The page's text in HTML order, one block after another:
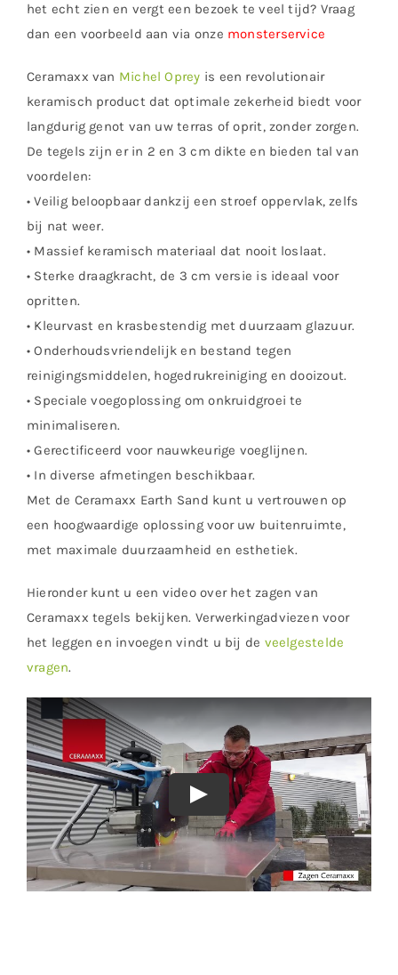
het echt zien en vergt een bezoek te veel tijd? Vraag
dan een voorbeeld aan via onze monsterservice
Ceramaxx van Michel Oprey is een revolutionair
keramisch product dat optimale zekerheid biedt voor
langdurig genot van uw terras of oprit, zonder zorgen.
De tegels zijn er in 2 en 3 cm dikte en bieden tal van
voordelen:
• Veilig beloopbaar dankzij een stroef oppervlak, zelfs
bij nat weer.
• Massief keramisch materiaal dat nooit loslaat.
• Sterke draagkracht, de 3 cm versie is ideaal voor
opritten.
• Kleurvast en krasbestendig met duurzaam glazuur.
• Onderhoudsvriendelijk en bestand tegen
reinigingsmiddelen, hogedrukreiniging en dooizout.
• Speciale voegoplossing om onkruidgroei te
minimaliseren.
• Gerectificeerd voor nauwkeurige voeglijnen.
• In diverse afmetingen beschikbaar.
Met de Ceramaxx Earth Sand kunt u vertrouwen op
een hoogwaardige oplossing voor uw buitenruimte,
met maximale duurzaamheid en esthetiek.
Hieronder kunt u een video over het zagen van
Ceramaxx tegels bekijken. Verwerkingadviezen voor
het leggen en invoegen vindt u bij de veelgestelde
vragen.